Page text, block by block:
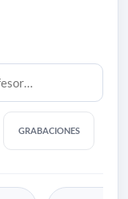
GRABACIONES